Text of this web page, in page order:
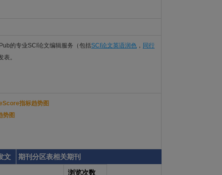
的专业SCI论文编辑服务（包括SCI论文英语润色 ， 同行
。
指标趋势图
势图
文
期刊分区表相关期刊
浏览次数